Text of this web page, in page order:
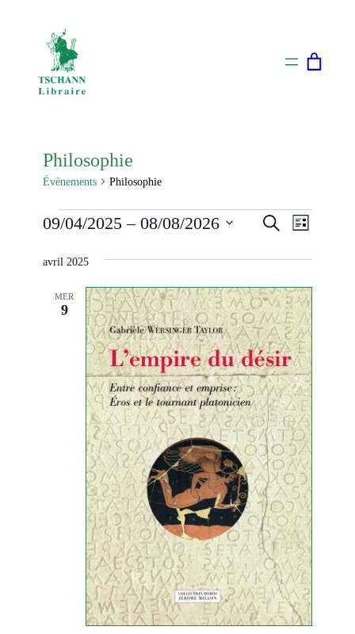
Philosophie
Évènements Philosophie
Évènements
et
de
vues
Recherche
vues
Liste
09/04/2025 – 08/08/2026
une
avril 2025
MER
9